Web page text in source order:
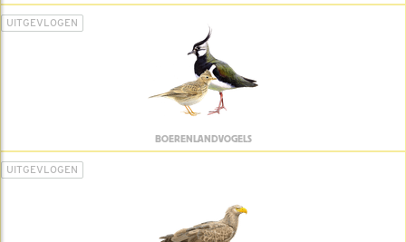
UITGEVLOGEN
BOERENLANDVOGELS
UITGEVLOGEN